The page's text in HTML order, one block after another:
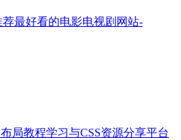
最好看的电影电视剧网站-
局教程学习与CSS资源分享平台